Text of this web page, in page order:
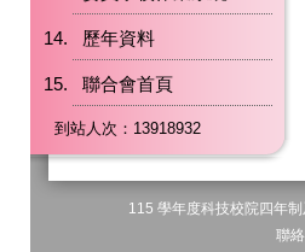
歷年資料
聯合會首頁
到站人次：13918932
115 學年度科技校院四年
聯